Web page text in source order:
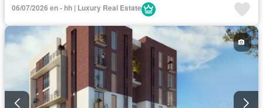
Agua
06/07/2026 en - hh | Luxury Real Estate